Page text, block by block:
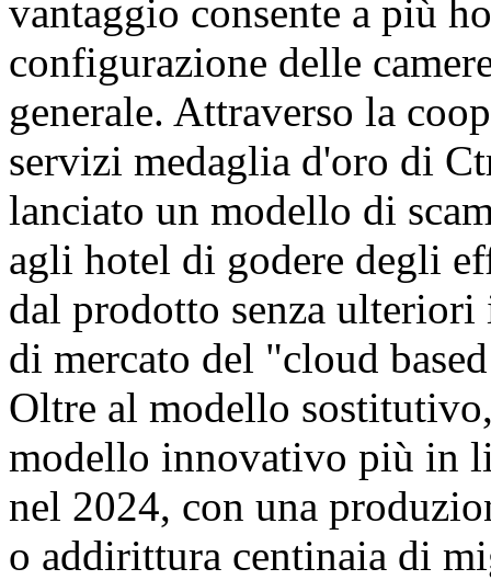
vantaggio consente a più
configurazione delle
generale. Attraverso la
servizi medaglia d'oro di
lanciato un modello di
agli hotel di godere degli
dal prodotto senza
di mercato del "cloud
Oltre al modello
modello innovativo più in
nel 2024, con una
o addirittura centinaia di